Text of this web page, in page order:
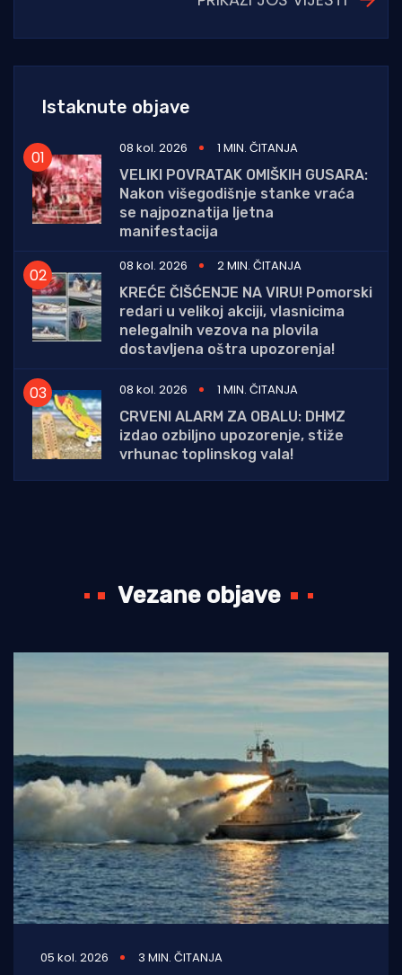
Istaknute objave
08 kol. 2026
1 MIN. ČITANJA
VELIKI POVRATAK OMIŠKIH GUSARA:
Nakon višegodišnje stanke vraća
se najpoznatija ljetna
manifestacija
08 kol. 2026
2 MIN. ČITANJA
KREĆE ČIŠĆENJE NA VIRU! Pomorski
redari u velikoj akciji, vlasnicima
nelegalnih vezova na plovila
dostavljena oštra upozorenja!
08 kol. 2026
1 MIN. ČITANJA
CRVENI ALARM ZA OBALU: DHMZ
izdao ozbiljno upozorenje, stiže
vrhunac toplinskog vala!
Vezane objave
05 kol. 2026 3 MIN. ČITANJA